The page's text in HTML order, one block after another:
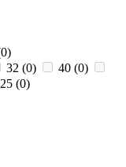
0)
32 (0) 40 (0)
(0)